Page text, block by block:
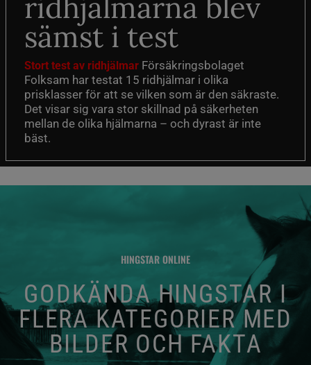
sämst i test
Stort test av ridhjälmar Försäkringsbolaget
Folksam har testat 15 ridhjälmar i olika
prisklasser för att se vilken som är den säkraste.
Det visar sig vara stor skillnad på säkerheten
mellan de olika hjälmarna – och dyrast är inte
bäst.
HINGSTAR ONLINE
GODKÄNDA HINGSTAR I
FLERA KATEGORIER MED
BILDER OCH FAKTA